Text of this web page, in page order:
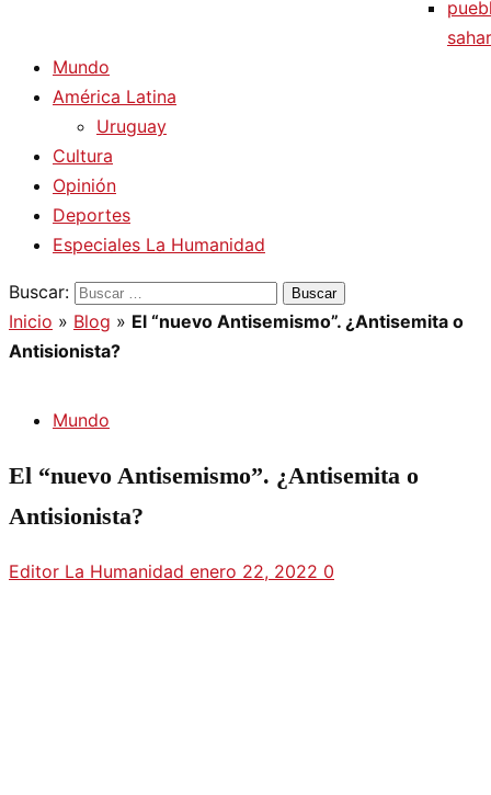
Mundo
América Latina
Uruguay
Cultura
Opinión
Deportes
Especiales La Humanidad
Buscar:
Inicio » Blog » El “nuevo Antisemismo”. ¿Antisemita o
Antisionista?
Mundo
El “nuevo Antisemismo”. ¿Antisemita o
Antisionista?
Editor La Humanidad enero 22, 2022 0